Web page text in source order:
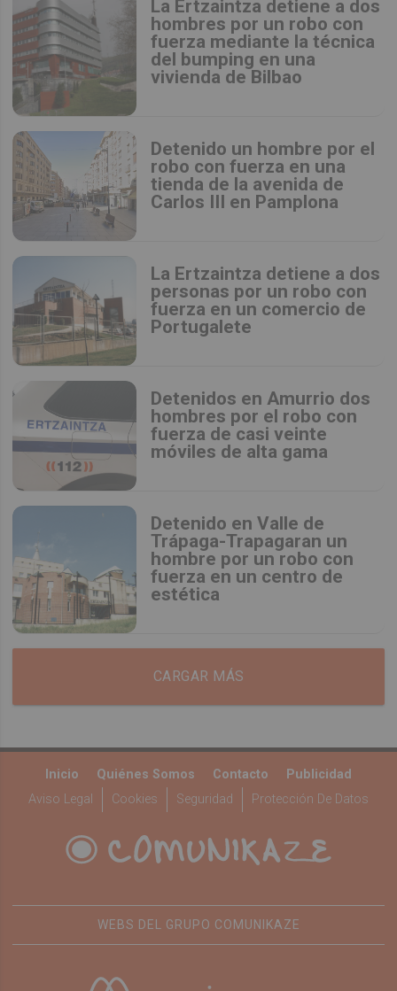
La Ertzaintza detiene a dos
hombres por un robo con
fuerza mediante la técnica
del bumping en una
vivienda de Bilbao
Detenido un hombre por el
robo con fuerza en una
tienda de la avenida de
Carlos III en Pamplona
La Ertzaintza detiene a dos
personas por un robo con
fuerza en un comercio de
Portugalete
Detenidos en Amurrio dos
hombres por el robo con
fuerza de casi veinte
móviles de alta gama
Detenido en Valle de
Trápaga-Trapagaran un
hombre por un robo con
fuerza en un centro de
estética
CARGAR MÁS
Inicio Quiénes Somos Contacto
Publicidad
Aviso Legal
Cookies Seguridad Protección De Datos
WEBS DEL GRUPO COMUNIKAZE